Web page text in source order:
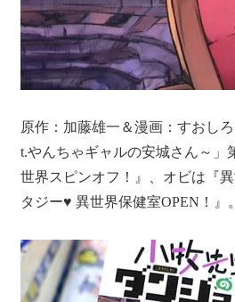
原作：加藤雄一＆漫画：すおし
t.やんちゃギャルの安城さん～
世界スピンオフ！』、オビは『
タジー♥ 異世界保健室OPEN！』